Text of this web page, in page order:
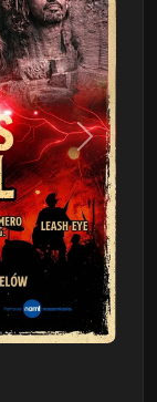
Następny